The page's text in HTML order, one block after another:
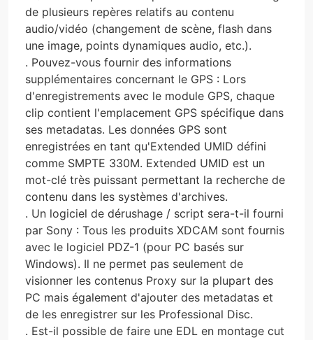
de plusieurs repères relatifs au contenu
audio/vidéo (changement de scène, flash dans
une image, points dynamiques audio, etc.).
. Pouvez-vous fournir des informations
supplémentaires concernant le GPS : Lors
d'enregistrements avec le module GPS, chaque
clip contient l'emplacement GPS spécifique dans
ses metadatas. Les données GPS sont
enregistrées en tant qu'Extended UMID défini
comme SMPTE 330M. Extended UMID est un
mot-clé très puissant permettant la recherche de
contenu dans les systèmes d'archives.
. Un logiciel de dérushage / script sera-t-il fourni
par Sony : Tous les produits XDCAM sont fournis
avec le logiciel PDZ-1 (pour PC basés sur
Windows). Il ne permet pas seulement de
visionner les contenus Proxy sur la plupart des
PC mais également d'ajouter des metadatas et
de les enregistrer sur les Professional Disc.
. Est-il possible de faire une EDL en montage cut